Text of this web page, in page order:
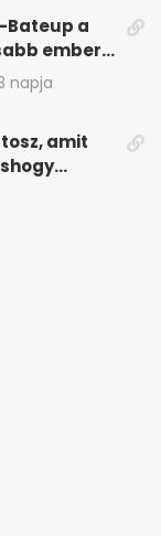
Bateup a
embere
napja
amit